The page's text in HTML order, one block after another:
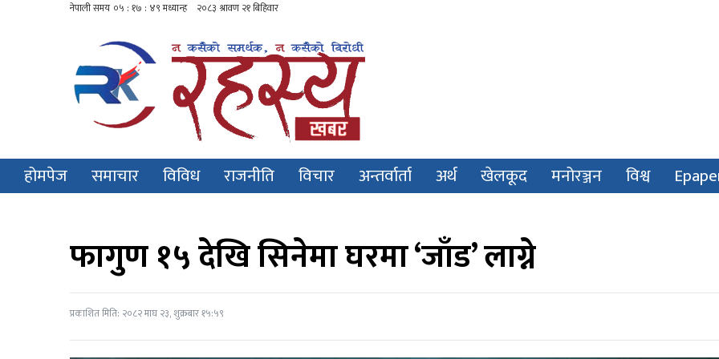
होमपेज समाचार विविध राजनीति विचार अन्तर्वार्ता अर्थ खेलकूद मनोरञ्जन विश्व
फागुण १५ देखि सिनेमा घरमा ‘जाँड’ लाग्ने
प्रकाशित मिति: २०८२ माघ २३, शुक्रबार १५:५९